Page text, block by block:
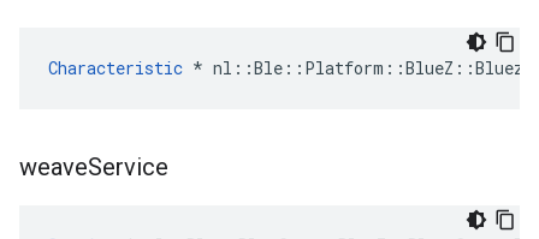
Characteristic *
weaveService